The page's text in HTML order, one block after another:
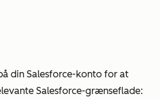
din Salesforce-konto for at
Salesforce-grænseflade: